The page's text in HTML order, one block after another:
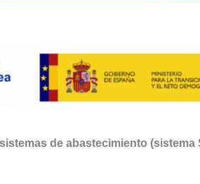
de abastecimiento